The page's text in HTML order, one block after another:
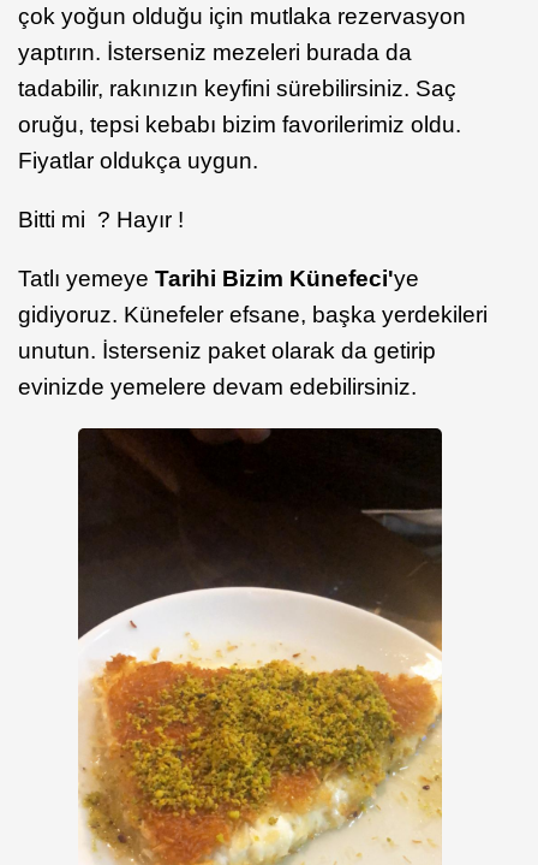
çok yoğun olduğu için mutlaka rezervasyon
yaptırın. İsterseniz mezeleri burada da
tadabilir, rakınızın keyfini sürebilirsiniz. Saç
oruğu, tepsi kebabı bizim favorilerimiz oldu.
Fiyatlar oldukça uygun.
Bitti mi ? Hayır !
Tatlı yemeye Tarihi Bizim Künefeci'ye
gidiyoruz. Künefeler efsane, başka yerdekileri
unutun. İsterseniz paket olarak da getirip
evinizde yemelere devam edebilirsiniz.